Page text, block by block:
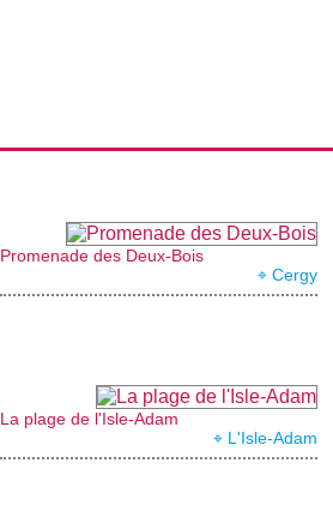
Promenade des Deux-Bois
⌖ Cergy
La plage de l'Isle-Adam
⌖ L'Isle-Adam